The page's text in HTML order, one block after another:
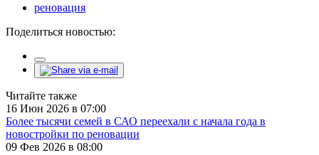
реновация
Поделиться новостью:
Читайте также
16 Июн 2026 в 07:00
Более тысячи семей в САО переехали с начала года в
новостройки по реновации
09 Фев 2026 в 08:00